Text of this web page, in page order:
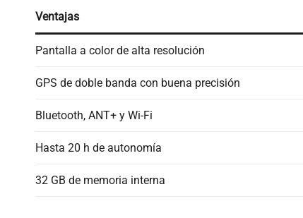
Ventajas
Pantalla a color de alta resolución
GPS de doble banda con buena precisión
Bluetooth, ANT+ y Wi-Fi
Hasta 20 h de autonomía
32 GB de memoria interna